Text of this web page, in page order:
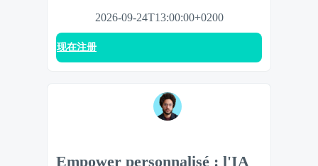
2026-09-24T13:00:00+0200
现在注册
Empower personnalisé : l'IA